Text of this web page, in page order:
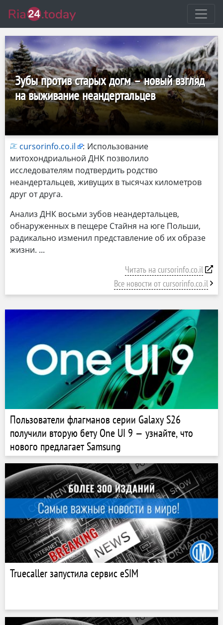
Зубы против старых догм – новый взгляд
на выживание неандертальцев
cursorinfo.co.il : Использование
митохондриальной ДНК позволило
исследователям подтвердить родство
неандертальцев, живущих в тысячах километров
друг от друга.
Анализ ДНК восьми зубов неандертальцев,
обнаруженных в пещере Стайня на юге Польши,
радикально изменил представление об их образе
жизни.
Читать на cursorinfo.co.il
Все новости от cursorinfo.co.il
Пользователи флагманов серии Galaxy S26
получили вторую бету One UI 9 — узнайте, что
нового предлагает Samsung
Truecaller запустила сервис eSIM